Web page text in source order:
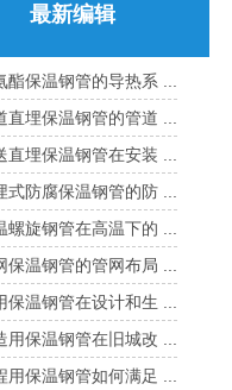
最新编辑
酯保温钢管的导热系 ...
直埋保温钢管的管道 ...
直埋保温钢管在安装 ...
式防腐保温钢管的防 ...
螺旋钢管在高温下的 ...
保温钢管的管网布局 ...
保温钢管在设计和生 ...
用保温钢管在旧城改 ...
用保温钢管如何满足 ...